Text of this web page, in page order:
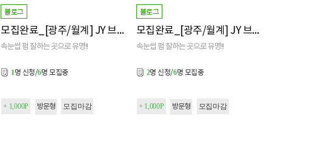
블로그
모집완료_[광주/월계] JY 브로우
속눈썹 펌 잘하는 곳으로 유명!!
1명 신청/6명 모집중
+ 1,000P 방문형 모집마감
블로그
모집완료_[광주/월계] JY 브로우
속눈썹 펌 잘하는 곳으로 유명!!
2명 신청/6명 모집중
+ 1,000P 방문형 모집마감